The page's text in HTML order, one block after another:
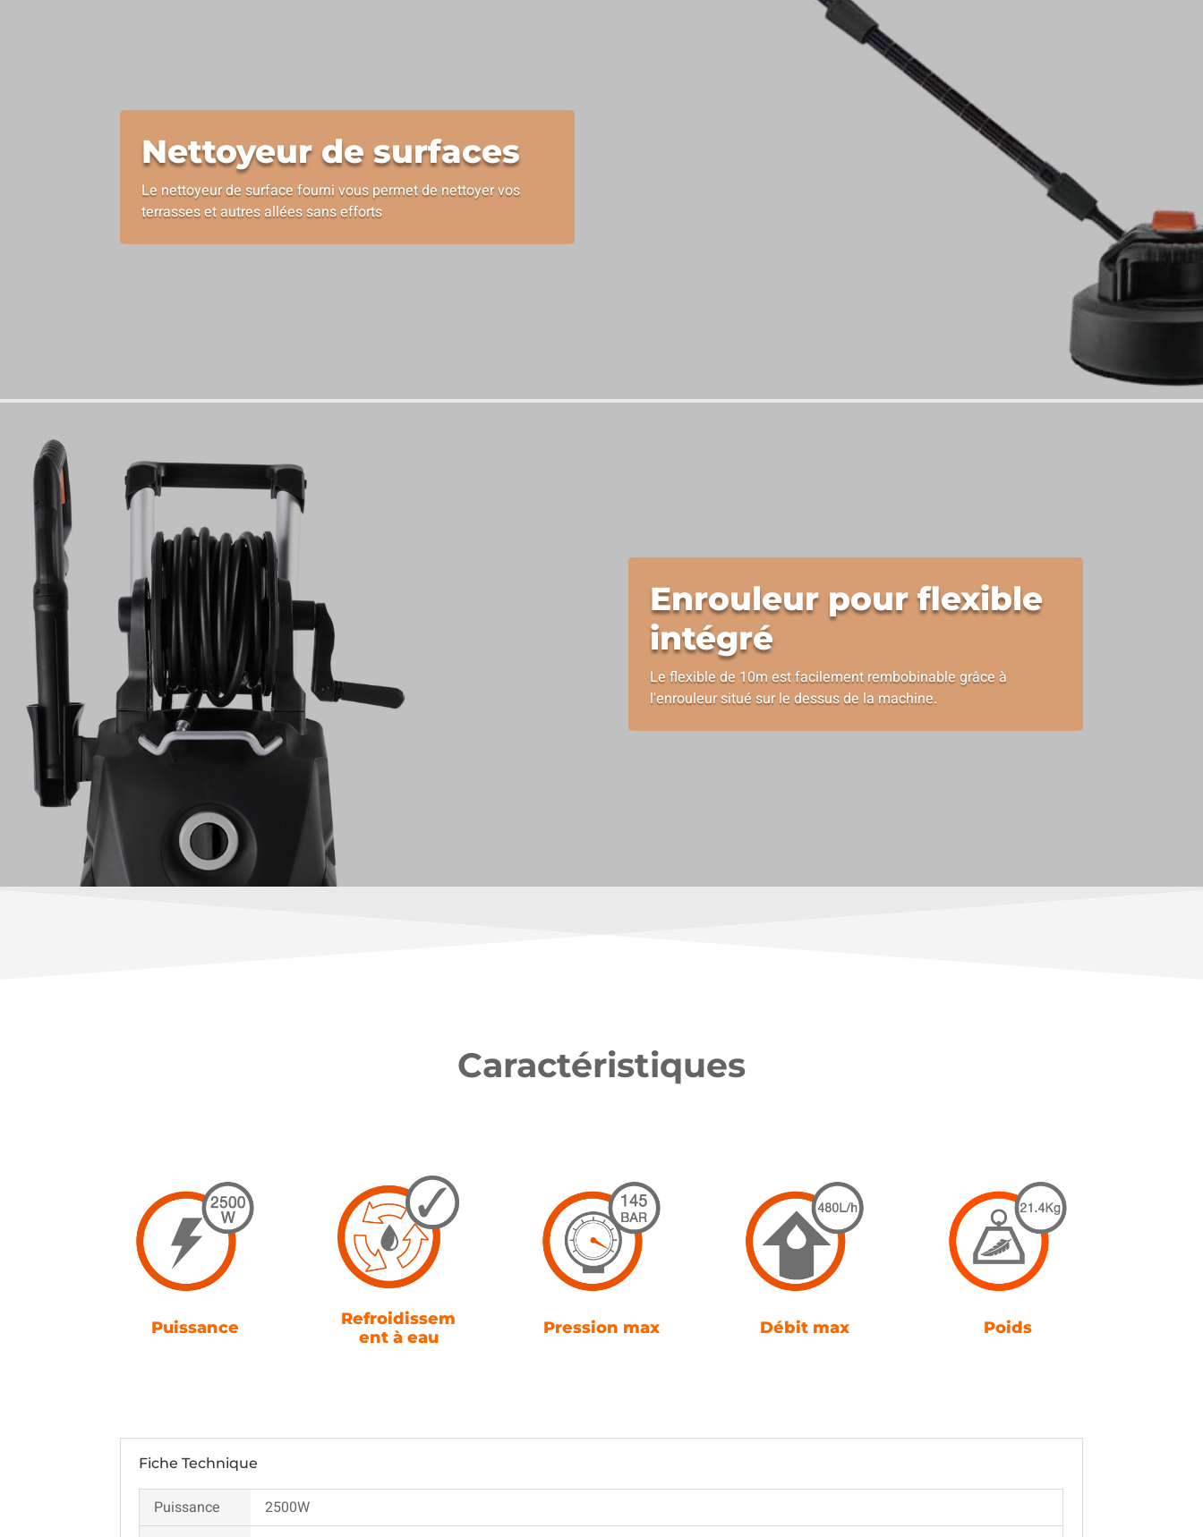
Nettoyeur de surfaces
Le nettoyeur de surface fourni vous permet de nettoyer vos
terrasses et autres allées sans efforts
Enrouleur pour flexible
intégré
Le flexible de 10m est facilement rembobinable grâce à
l'enrouleur situé sur le dessus de la machine.
Caractéristiques
Puissance
Refroidissem
ent à eau
Pression max Débit max Poids
Fiche Technique
Puissance
2500W